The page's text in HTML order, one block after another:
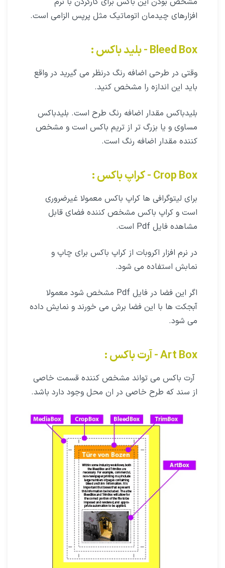
افزارهای چیدمان اتوماتیک مثل پرپس الزامی است.
Bleed Box - بلید باکس :
وقتی در طرحی اضافه رنگ درنظر می گیرید در واقع
باید این اندازه را مشخص کنید.
بلیدباکس مقدار اضافه رنگ طرح است. بلیدباکس
مساوی و یا بزرگ تر از تریم باکس است و مشخص
کننده مقدار اضافه رنگ است.
Crop Box - کراپ باکس :
برای لیتوگرافی ها کراپ باکس معمولا غیرضروری
است و کراپ باکس مشخص کننده فضای قابل
مشاهده فایل Pdf است.
در نرم افزار اکروبات از کراپ باکس برای چاپ و
نمابش استفاده می شود.
اگر این فضا در فایل Pdf مشخص شود معمولا
آبجکت ها با این فضا برش می خورند و نمایش داده
می شود.
Art Box - آرت باکس :
آرت باکس می تواند مشخص کننده قسمت خاصی
از سند که طرح خاصی در ان محل وجود دارد باشد.